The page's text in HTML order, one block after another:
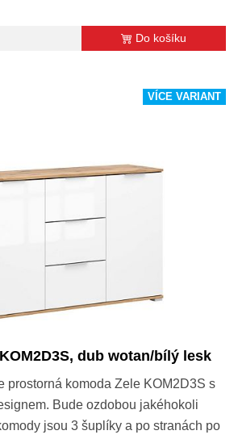
Do košíku
VÍCE VARIANT
dub wotan/bílý lesk
prostorná komoda Zele KOM2D3S s
Bude ozdobou jakéhokoli
jsou 3 šuplíky a po stranách po